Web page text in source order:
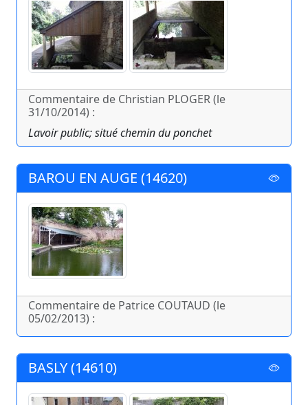
Commentaire de Christian PLOGER (le
31/10/2014) :
Lavoir public; situé chemin du ponchet
BAROU EN AUGE (14620)
Commentaire de Patrice COUTAUD (le
05/02/2013) :
BASLY (14610)